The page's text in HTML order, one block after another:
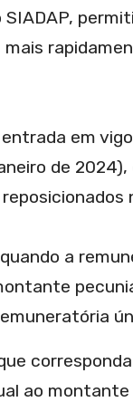
em
de
a
ao